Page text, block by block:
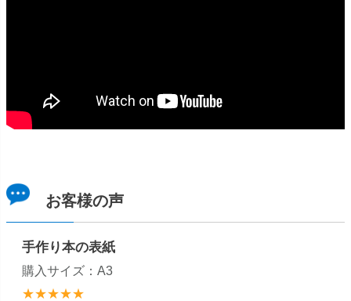
お客様の声
手作り本の表紙
購入サイズ：A3
★★★★★